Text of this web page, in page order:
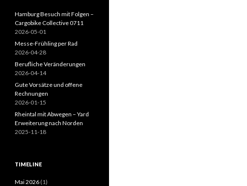
Hamburg Besuch mit Folgen –
Cargobike Collective 0711
2026-05-01
Messe-Frühling per Rad
2026-04-28
Berufliche Veränderungen
2026-04-14
Gute Vorsätze und offene
Rechnungen
2026-01-15
Rheintal mit Abwegen – Yard
Erweiterung nach Norden
2025-11-18
TIMELINE
Mai 2026 (1)